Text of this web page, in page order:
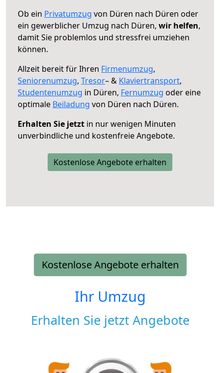
Ob ein Privatumzug von Düren nach Düren oder
ein gewerblicher Umzug nach Düren, wir helfen,
damit Sie problemlos und stressfrei umziehen
können.
Allzeit bereit für Ihren Firmenumzug,
Seniorenumzug, Tresor– & Klaviertransport,
Studentenumzug in Düren, Fernumzug oder eine
optimale Beiladung von Düren nach Düren.
Erhalten Sie jetzt in nur wenigen Minuten
unverbindliche und kostenfreie Angebote.
Kostenlose Angebote erhalten
Kostenlose Angebote erhalten
Ihr Umzug
Erhalten Sie jetzt Angebote